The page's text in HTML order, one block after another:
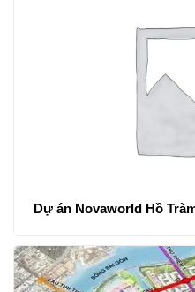
Dự án Novaworld Hồ